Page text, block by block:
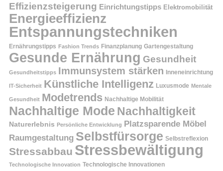
Effizienzsteigerung Einrichtungstipps Elektromobilität
Energieeffizienz
Entspannungstechniken
Ernährungstipps Fashion Trends Finanzplanung Gartengestaltung
Gesunde Ernährung Gesundheit
Gesundheitstipps Immunsystem stärken Inneneinrichtung
IT-Sicherheit Künstliche Intelligenz Luxusmode Mentale
Gesundheit Modetrends Nachhaltige Mobilität
Nachhaltige Mode Nachhaltigkeit
Naturerlebnis Persönliche Entwicklung Platzsparende Möbel
Raumgestaltung Selbstfürsorge Selbstreflexion
Stressabbau Stressbewältigung
Technologische Innovation Technologische Innovationen